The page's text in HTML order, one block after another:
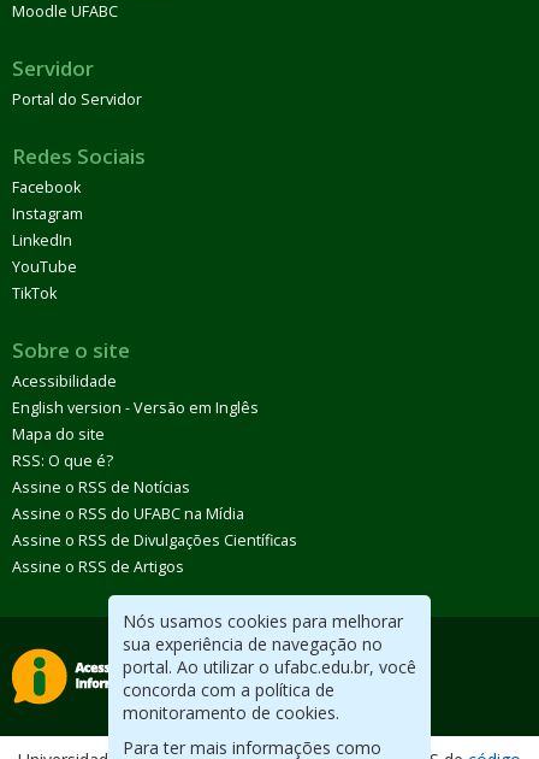
Nós usamos cookies para melhorar
sua experiência de navegação no
portal. Ao utilizar o ufabc.edu.br, você
concorda com a política de
monitoramento de cookies.
Para ter mais informações como
Moodle UFABC
Servidor
Portal do Servidor
Redes Sociais
Facebook
Instagram
LinkedIn
YouTube
TikTok
Sobre o site
Acessibilidade
English version - Versão em Inglês
Mapa do site
RSS: O que é?
Assine o RSS de Notícias
Assine o RSS do UFABC na Mídia
Assine o RSS de Divulgações Científicas
Assine o RSS de Artigos